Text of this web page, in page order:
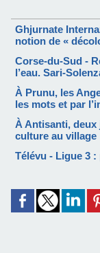
Ghjurnate
notion de «
Corse-du-Sud -
l’eau. Sari-
À Prunu, les
les mots et par
À Antisanti, deux
culture au village
Télévu - Ligue 3